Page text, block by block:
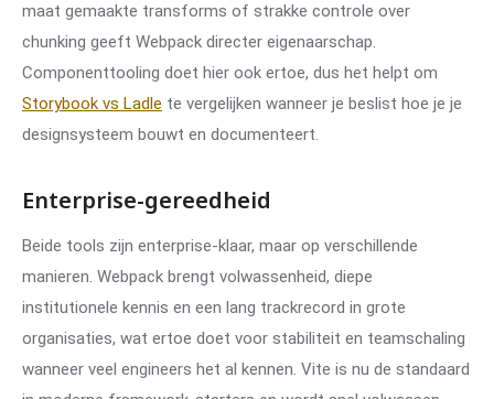
maat gemaakte transforms of strakke controle over
chunking geeft Webpack directer eigenaarschap.
Componenttooling doet hier ook ertoe, dus het helpt om
Storybook vs Ladle te vergelijken wanneer je beslist hoe je je
designsysteem bouwt en documenteert.
Enterprise-gereedheid
Beide tools zijn enterprise-klaar, maar op verschillende
manieren. Webpack brengt volwassenheid, diepe
institutionele kennis en een lang trackrecord in grote
organisaties, wat ertoe doet voor stabiliteit en teamschaling
wanneer veel engineers het al kennen. Vite is nu de standaard